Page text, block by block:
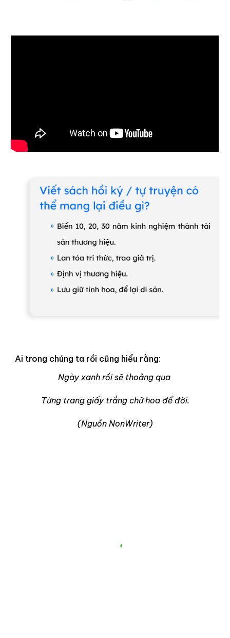
Ai trong chúng ta rồi cũng hiểu rằng:
Ngày xanh rồi sẽ thoảng qua
Từng trang giấy trắng chữ hoa để đời.
(Nguồn NonWriter)